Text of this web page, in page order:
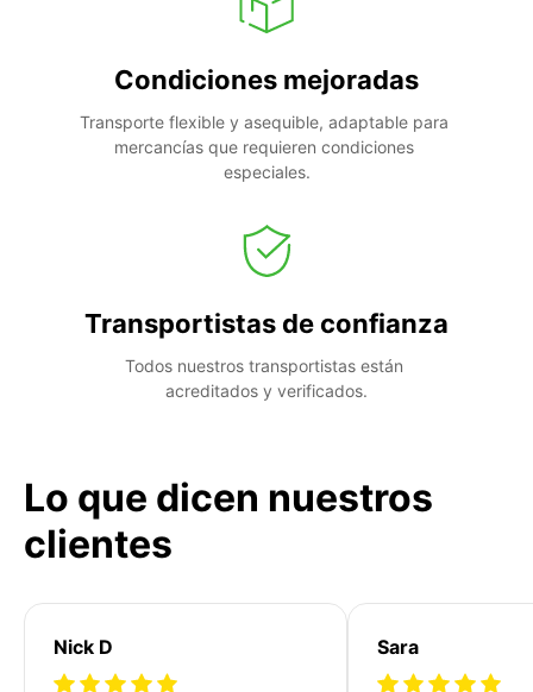
Condiciones mejoradas
Transporte flexible y asequible, adaptable para
mercancías que requieren condiciones
especiales.
Transportistas de confianza
Todos nuestros transportistas están
acreditados y verificados.
Lo que dicen nuestros
clientes
Nick D Sara